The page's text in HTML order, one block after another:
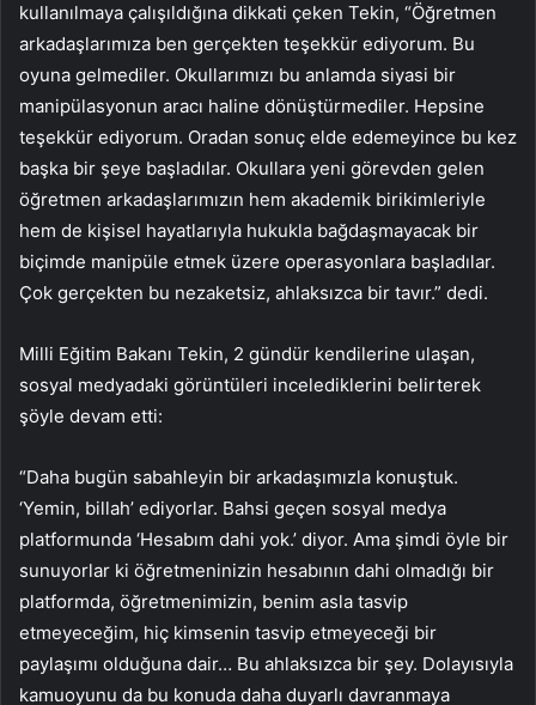
kullanılmaya çalışıldığına dikkati çeken Tekin, “Öğretmen
arkadaşlarımıza ben gerçekten teşekkür ediyorum. Bu
oyuna gelmediler. Okullarımızı bu anlamda siyasi bir
manipülasyonun aracı haline dönüştürmediler. Hepsine
teşekkür ediyorum. Oradan sonuç elde edemeyince bu kez
başka bir şeye başladılar. Okullara yeni görevden gelen
öğretmen arkadaşlarımızın hem akademik birikimleriyle
hem de kişisel hayatlarıyla hukukla bağdaşmayacak bir
biçimde manipüle etmek üzere operasyonlara başladılar.
Çok gerçekten bu nezaketsiz, ahlaksızca bir tavır.” dedi.
Milli Eğitim Bakanı Tekin, 2 gündür kendilerine ulaşan,
sosyal medyadaki görüntüleri incelediklerini belirterek
şöyle devam etti:
“Daha bugün sabahleyin bir arkadaşımızla konuştuk.
‘Yemin, billah’ ediyorlar. Bahsi geçen sosyal medya
platformunda ‘Hesabım dahi yok.’ diyor. Ama şimdi öyle bir
sunuyorlar ki öğretmeninizin hesabının dahi olmadığı bir
platformda, öğretmenimizin, benim asla tasvip
etmeyeceğim, hiç kimsenin tasvip etmeyeceği bir
paylaşımı olduğuna dair… Bu ahlaksızca bir şey. Dolayısıyla
kamuoyunu da bu konuda daha duyarlı davranmaya